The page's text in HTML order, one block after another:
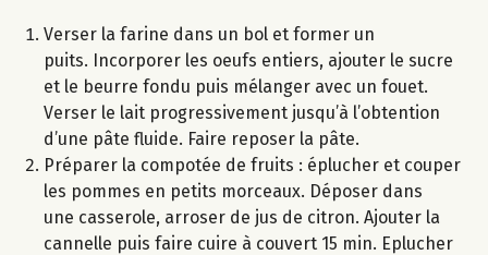
Verser la farine dans un bol et former un
puits. Incorporer les oeufs entiers, ajouter le sucre
et le beurre fondu puis mélanger avec un fouet.
Verser le lait progressivement jusqu’à l’obtention
d’une pâte fluide. Faire reposer la pâte.
Préparer la compotée de fruits : éplucher et couper
les pommes en petits morceaux. Déposer dans
une casserole, arroser de jus de citron. Ajouter la
cannelle puis faire cuire à couvert 15 min. Eplucher